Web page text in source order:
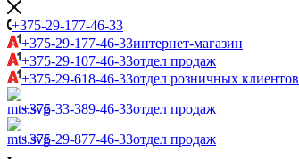
+375-29-177-46-33
+375-29-177-46-33интернет-магазин
+375-29-107-46-33отдел продаж
+375-29-618-46-33отдел розничных клиентов
+375-33-389-46-33отдел продаж
+375-29-877-46-33отдел продаж